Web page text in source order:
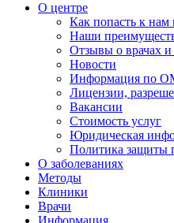
О центре
Как попасть к нам
Наши
Отзывы о врачах
Новости
Информация по
Лицензии,
Вакансии
Стоимость услуг
Юридическая
Политика защиты
О заболеваниях
Методы
Клиники
Врачи
Информация